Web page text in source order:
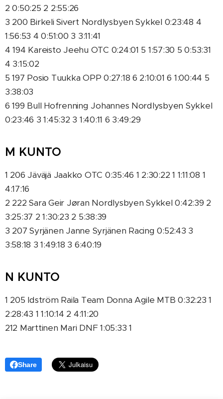
2 0:50:25 2 2:55:26
3 200 Birkeli Sivert Nordlysbyen Sykkel 0:23:48 4
1:56:53 4 0:51:00 3 3:11:41
4 194 Kareisto Jeehu OTC 0:24:01 5 1:57:30 5 0:53:31
4 3:15:02
5 197 Posio Tuukka OPP 0:27:18 6 2:10:01 6 1:00:44 5
3:38:03
6 199 Bull Hofrenning Johannes Nordlysbyen Sykkel
0:23:46 3 1:45:32 3 1:40:11 6 3:49:29
M KUNTO
1 206 Jäväjä Jaakko OTC 0:35:46 1 2:30:22 1 1:11:08 1
4:17:16
2 222 Sara Geir Jøran Nordlysbyen Sykkel 0:42:39 2
3:25:37 2 1:30:23 2 5:38:39
3 207 Syrjänen Janne Syrjänen Racing 0:52:43 3
3:58:18 3 1:49:18 3 6:40:19
N KUNTO
1 205 Idström Raila Team Donna Agile MTB 0:32:23 1
2:28:43 1 1:10:14 2 4:11:20
212 Marttinen Mari DNF 1:05:33 1
Share